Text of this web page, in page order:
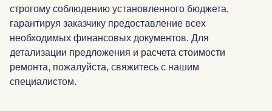
строгому соблюдению установленного бюджета,
гарантируя заказчику предоставление всех
необходимых финансовых документов. Для
детализации предложения и расчета стоимости
ремонта, пожалуйста, свяжитесь с нашим
специалистом.